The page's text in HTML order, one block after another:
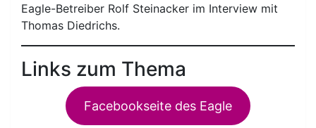
Eagle-Betreiber Rolf Steinacker im Interview mit
Thomas Diedrichs.
Links zum Thema
Facebookseite des Eagle